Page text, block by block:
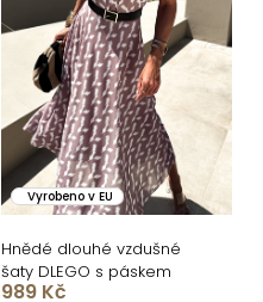
Vyrobeno v EU
Hnědé dlouhé vzdušné
šaty DLEGO s páskem
989 Kč